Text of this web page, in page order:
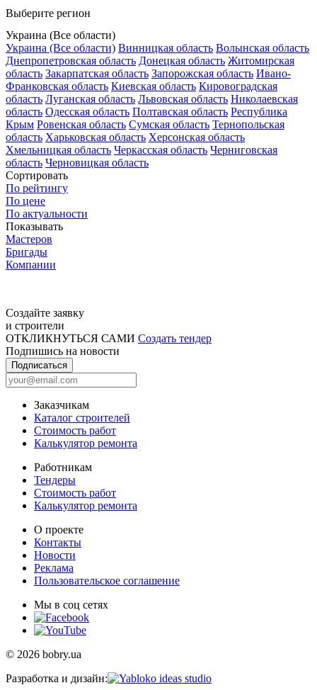
Выберите регион
Украина (Все области)
Украина (Все области) Винницкая область Волынская область
Днепропетровская область Донецкая область Житомирская
область Закарпатская область Запорожская область Ивано-
Франковская область Киевская область Кировоградская
область Луганская область Львовская область Николаевская
область Одесская область Полтавская область Республика
Крым Ровенская область Сумская область Тернопольская
область Харьковская область Херсонская область
Хмельницкая область Черкасская область Черниговская
область Черновицкая область
Сортировать
По рейтингу
По цене
По актуальности
Показывать
Мастеров
Бригады
Компании
Создайте заявку
и строители
ОТКЛИКНУТЬСЯ САМИ Создать тендер
Подпишись на новости
Подписаться
Заказчикам
Каталог строителей
Стоимость работ
Калькулятор ремонта
Работникам
Тендеры
Стоимость работ
Калькулятор ремонта
О проекте
Контакты
Новости
Реклама
Пользовательское соглашение
Мы в соц сетях
© 2026 bobry.ua
Разработка и дизайн: